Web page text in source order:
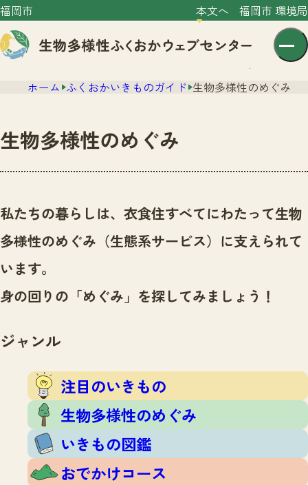
福岡市 本文へ 福岡市 環境局
センター紹介
センター紹介TOP
サイトポリシー
ニュース
いきものガイド
いきものガイドTOP
生物多様性のめぐみ
おでかけコース
保全アクション
イベント
調査レポート
調査レポートTOP
調査結果
ふくおかいきものマップ
マッチング
マッチングTOP
掲載申し込みフォーム
お問合せ
ホーム ふくおかいきものガイド 生物多様性のめぐみ
生物多様性のめぐみ
私たちの暮らしは、衣食住すべてにわたって生物
多様性のめぐみ（生態系サービス）に支えられて
います。
身の回りの「めぐみ」を探してみましょう！
ジャンル
注目のいきもの
生物多様性のめぐみ
いきもの図鑑
おでかけコース